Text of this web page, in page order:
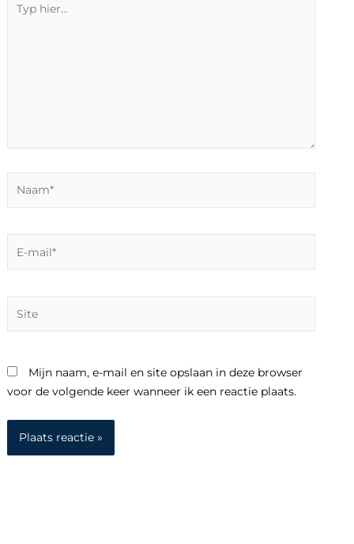
hier...
Mijn naam, e-mail en site opslaan in deze browser
voor de volgende keer wanneer ik een reactie plaats.